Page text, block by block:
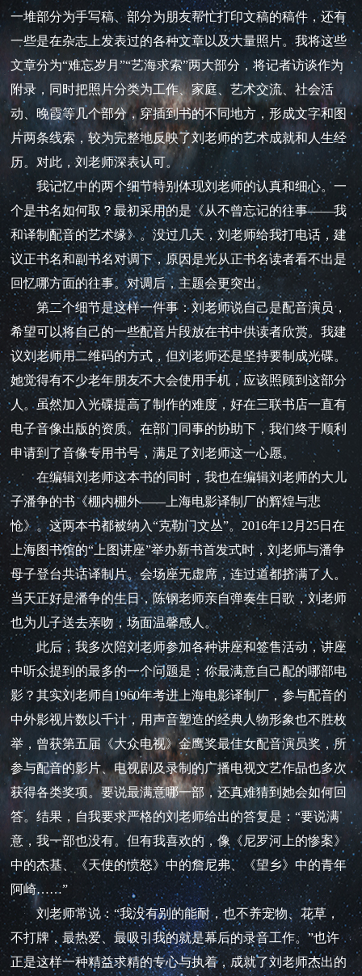
一堆部分为手写稿、部分为朋友帮忙打印文稿的稿件，还有
一些是在杂志上发表过的各种文章以及大量照片。我将这些
文章分为“难忘岁月”“艺海求索”两大部分，将记者访谈作为
附录，同时把照片分类为工作、家庭、艺术交流、社会活
动、晚霞等几个部分，穿插到书的不同地方，形成文字和图
片两条线索，较为完整地反映了刘老师的艺术成就和人生经
历。对此，刘老师深表认可。
我记忆中的两个细节特别体现刘老师的认真和细心。一
个是书名如何取？最初采用的是《从不曾忘记的往事——我
和译制配音的艺术缘》。没过几天，刘老师给我打电话，建
议正书名和副书名对调下，原因是光从正书名读者看不出是
回忆哪方面的往事。对调后，主题会更突出。
第二个细节是这样一件事：刘老师说自己是配音演员，
希望可以将自己的一些配音片段放在书中供读者欣赏。我建
议刘老师用二维码的方式，但刘老师还是坚持要制成光碟。
她觉得有不少老年朋友不大会使用手机，应该照顾到这部分
人。虽然加入光碟提高了制作的难度，好在三联书店一直有
电子音像出版的资质。在部门同事的协助下，我们终于顺利
申请到了音像专用书号，满足了刘老师这一心愿。
在编辑刘老师这本书的同时，我也在编辑刘老师的大儿
子潘争的书《棚内棚外——上海电影译制厂的辉煌与悲
怆》。这两本书都被纳入“克勒门文丛”。2016年12月25日在
上海图书馆的“上图讲座”举办新书首发式时，刘老师与潘争
母子登台共话译制片。会场座无虚席，连过道都挤满了人。
当天正好是潘争的生日，陈钢老师亲自弹奏生日歌，刘老师
也为儿子送去亲吻，场面温馨感人。
此后，我多次陪刘老师参加各种讲座和签售活动，讲座
中听众提到的最多的一个问题是：你最满意自己配的哪部电
影？其实刘老师自1960年考进上海电影译制厂，参与配音的
中外影视片数以千计，用声音塑造的经典人物形象也不胜枚
举，曾获第五届《大众电视》金鹰奖最佳女配音演员奖，所
参与配音的影片、电视剧及录制的广播电视文艺作品也多次
获得各类奖项。要说最满意哪一部，还真难猜到她会如何回
答。结果，自我要求严格的刘老师给出的答复是：“要说满
意，我一部也没有。但有我喜欢的，像《尼罗河上的惨案》
中的杰基、《天使的愤怒》中的詹尼弗、《望乡》中的青年
阿崎……”
刘老师常说：“我没有别的能耐，也不养宠物、花草，
不打牌，最热爱、最吸引我的就是幕后的录音工作。”也许
正是这样一种精益求精的专心与执着，成就了刘老师杰出的